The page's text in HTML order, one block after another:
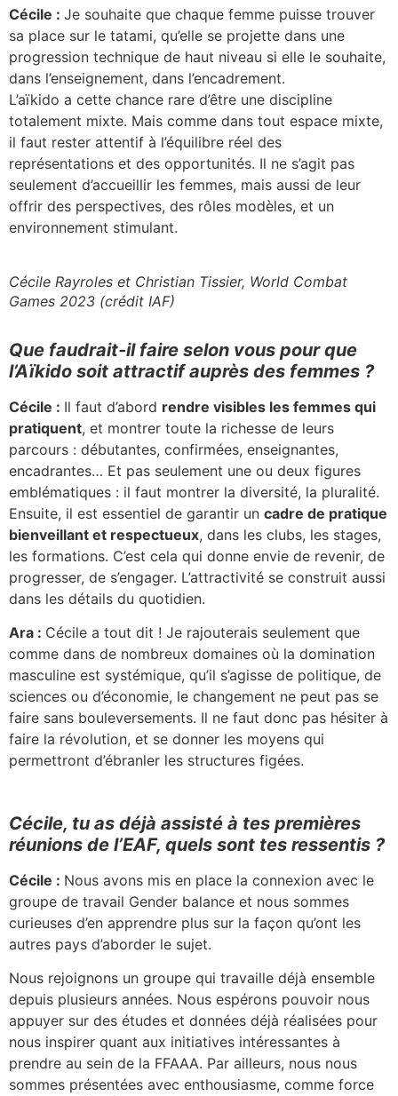
Cécile : Je souhaite que chaque femme puisse trouver
sa place sur le tatami, qu’elle se projette dans une
progression technique de haut niveau si elle le souhaite,
dans l’enseignement, dans l’encadrement.
L’aïkido a cette chance rare d’être une discipline
totalement mixte. Mais comme dans tout espace mixte,
il faut rester attentif à l’équilibre réel des
représentations et des opportunités. Il ne s’agit pas
seulement d’accueillir les femmes, mais aussi de leur
offrir des perspectives, des rôles modèles, et un
environnement stimulant.
Cécile Rayroles et Christian Tissier, World Combat
Games 2023 (crédit IAF)
Que faudrait-il faire selon vous pour que
l’Aïkido soit attractif auprès des femmes ?
Cécile : Il faut d’abord rendre visibles les femmes qui
pratiquent, et montrer toute la richesse de leurs
parcours : débutantes, confirmées, enseignantes,
encadrantes… Et pas seulement une ou deux figures
emblématiques : il faut montrer la diversité, la pluralité.
Ensuite, il est essentiel de garantir un cadre de pratique
bienveillant et respectueux, dans les clubs, les stages,
les formations. C’est cela qui donne envie de revenir, de
progresser, de s’engager. L’attractivité se construit aussi
dans les détails du quotidien.
Ara : Cécile a tout dit ! Je rajouterais seulement que
comme dans de nombreux domaines où la domination
masculine est systémique, qu’il s’agisse de politique, de
sciences ou d’économie, le changement ne peut pas se
faire sans bouleversements. Il ne faut donc pas hésiter à
faire la révolution, et se donner les moyens qui
permettront d’ébranler les structures figées.
Cécile, tu as déjà assisté à tes premières
réunions de l’EAF, quels sont tes ressentis ?
Cécile : Nous avons mis en place la connexion avec le
groupe de travail Gender balance et nous sommes
curieuses d’en apprendre plus sur la façon qu’ont les
autres pays d’aborder le sujet.
Nous rejoignons un groupe qui travaille déjà ensemble
depuis plusieurs années. Nous espérons pouvoir nous
appuyer sur des études et données déjà réalisées pour
nous inspirer quant aux initiatives intéressantes à
prendre au sein de la FFAAA. Par ailleurs, nous nous
sommes présentées avec enthousiasme, comme force